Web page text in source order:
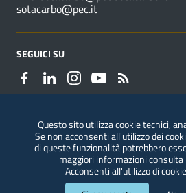
sotacarbo@pec.it
SEGUICI SU
Segnalazioni di illeciti
Note legali | Accessibilità
Questo sito utilizza cookie tecnici,
Se non acconsenti all'utilizzo dei
di queste funzionalità potrebbero
maggiori informazioni consulta
Acconsenti all'utilizzo di